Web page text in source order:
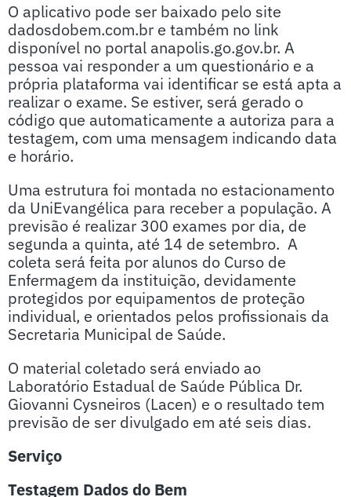
O aplicativo pode ser baixado pelo site
dadosdobem.com.br e também no link
disponível no portal anapolis.go.gov.br. A
pessoa vai responder a um questionário e a
própria plataforma vai identificar se está apta a
realizar o exame. Se estiver, será gerado o
código que automaticamente a autoriza para a
testagem, com uma mensagem indicando data
e horário.
Uma estrutura foi montada no estacionamento
da UniEvangélica para receber a população. A
previsão é realizar 300 exames por dia, de
segunda a quinta, até 14 de setembro. A
coleta será feita por alunos do Curso de
Enfermagem da instituição, devidamente
protegidos por equipamentos de proteção
individual, e orientados pelos profissionais da
Secretaria Municipal de Saúde.
O material coletado será enviado ao
Laboratório Estadual de Saúde Pública Dr.
Giovanni Cysneiros (Lacen) e o resultado tem
previsão de ser divulgado em até seis dias.
Serviço
Testagem Dados do Bem